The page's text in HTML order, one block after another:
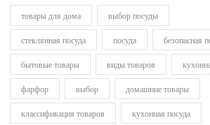
товары для дома выбор посуды
стеклянная посуда посуда безопасная
бытовые товары виды товаров
фарфор выбор домашние товары
классификация товаров кухонная посуда